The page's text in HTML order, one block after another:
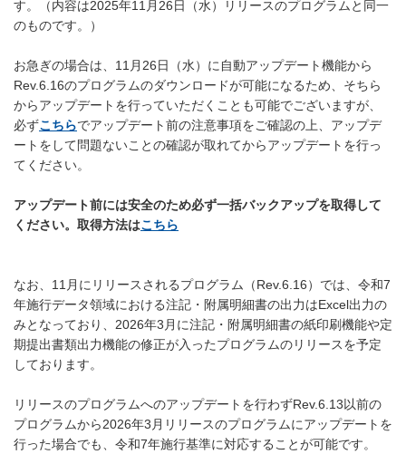
す。（内容は2025年11月26日（水）リリースのプログラムと同一
のものです。）
お急ぎの場合は、11月26日（水）に自動アップデート機能から
Rev.6.16のプログラムのダウンロードが可能になるため、そちら
からアップデートを行っていただくことも可能でございますが、
必ずこちらでアップデート前の注意事項をご確認の上、アップデ
ートをして問題ないことの確認が取れてからアップデートを行っ
てください。
アップデート前には安全のため必ず一括バックアップを取得して
ください。取得方法はこちら
なお、11月にリリースされるプログラム（Rev.6.16）では、令和7
年施行データ領域における注記・附属明細書の出⼒はExcel出⼒の
みとなっており、2026年3月に注記・附属明細書の紙印刷機能や定
期提出書類出力機能の修正が入ったプログラムのリリースを予定
しております。
リリースのプログラムへのアップデートを行わずRev.6.13以前の
プログラムから2026年3月リリースのプログラムにアップデートを
行った場合でも、令和7年施行基準に対応することが可能です。